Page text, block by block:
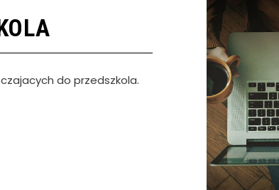
do przedszkola.